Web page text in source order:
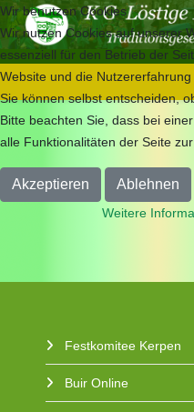
Festkomitee Kerpen
Buir Online
Wir benutzen Cookies
Wir nutzen Cookies auf unserer
essenziell für den Betrieb der
Website und die
Sie können selbst entscheiden,
Bitte beachten Sie, dass bei
alle Funktionalitäten der Seite
Akzeptieren Ablehnen
Weitere